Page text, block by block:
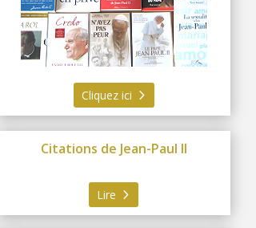
Cliquez ici
Citations de Jean-Paul II
Lire